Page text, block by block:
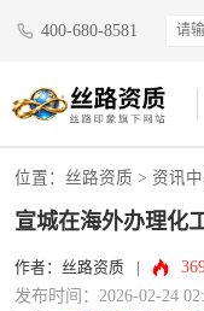
400-680-8581
位置： 丝路资质 > 资讯
宣城在海外办理化
作者：丝路资质
发布时间：2026-02-24